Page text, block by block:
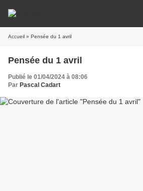
Accueil » Pensée du 1 avril
Pensée du 1 avril
Publié le 01/04/2024 à 08:06
Par Pascal Cadart